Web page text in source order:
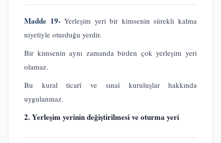
Madde 19-Yerleşim yeri bir kimsenin sürekli kalma
niyetiyle oturduğu yerdir.
Bir kimsenin aynı zamanda birden çok yerleşim yeri
olamaz.
Bu kural ticarî ve sınaî kuruluşlar hakkında
uygulanmaz.
2. Yerleşim yerinin değiştirilmesi ve oturma yeri